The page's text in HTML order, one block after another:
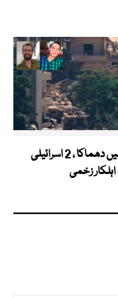
جنوبی لبنان میں دھماکا ، 2 اسرائیلی